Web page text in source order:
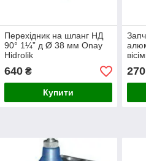
Перехідник на шланг НД
90° 1¼” д Ø 38 мм Onay
Hidrolik
640₴
Купити
270